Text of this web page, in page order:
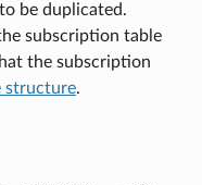
be duplicated.
subscription table
the subscription
structure.